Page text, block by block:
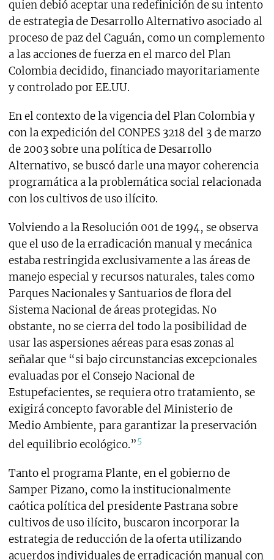
quien debió aceptar una redefinición de su intento
de estrategia de Desarrollo Alternativo asociado al
proceso de paz del Caguán, como un complemento
a las acciones de fuerza en el marco del Plan
Colombia decidido, financiado mayoritariamente
y controlado por EE.UU.
En el contexto de la vigencia del Plan Colombia y
con la expedición del CONPES 3218 del 3 de marzo
de 2003 sobre una política de Desarrollo
Alternativo, se buscó darle una mayor coherencia
programática a la problemática social relacionada
con los cultivos de uso ilícito.
Volviendo a la Resolución 001 de 1994, se observa
que el uso de la erradicación manual y mecánica
estaba restringida exclusivamente a las áreas de
manejo especial y recursos naturales, tales como
Parques Nacionales y Santuarios de flora del
Sistema Nacional de áreas protegidas. No
obstante, no se cierra del todo la posibilidad de
usar las aspersiones aéreas para esas zonas al
señalar que “si bajo circunstancias excepcionales
evaluadas por el Consejo Nacional de
Estupefacientes, se requiera otro tratamiento, se
exigirá concepto favorable del Ministerio de
Medio Ambiente, para garantizar la preservación
del equilibrio ecológico.”5
Tanto el programa Plante, en el gobierno de
Samper Pizano, como la institucionalmente
caótica política del presidente Pastrana sobre
cultivos de uso ilícito, buscaron incorporar la
estrategia de reducción de la oferta utilizando
acuerdos individuales de erradicación manual con